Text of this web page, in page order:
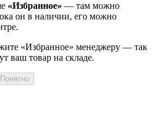
«Избранное» — там можно
он в наличии, его можно
«Избранное» менеджеру — так
ваш товар на складе.
Понятно